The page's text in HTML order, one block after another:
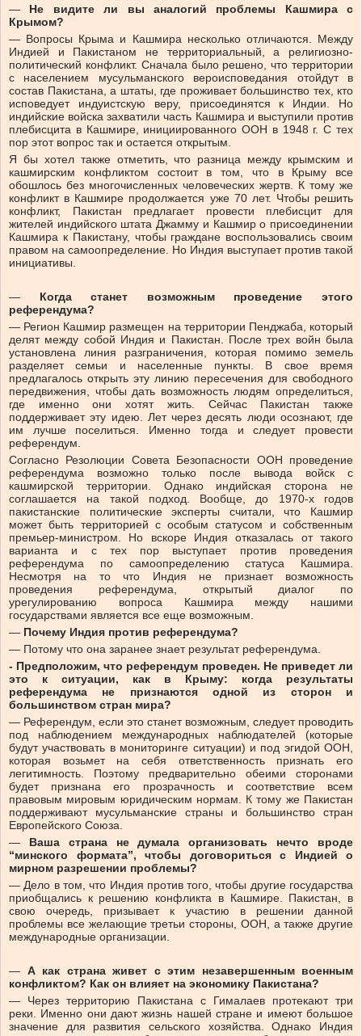
— Не видите ли вы аналогий проблемы Кашмира с
Крымом?
— Вопросы Крыма и Кашмира несколько отличаются. Между
Индией и Пакистаном не территориальный, а религиозно-
политический конфликт. Сначала было решено, что территории
с населением мусульманского вероисповедания отойдут в
состав Пакистана, а штаты, где проживает большинство тех, кто
исповедует индуистскую веру, присоединятся к Индии. Но
индийские войска захватили часть Кашмира и выступили против
плебисцита в Кашмире, инициированного ООН в 1948 г. С тех
пор этот вопрос так и остается открытым.
Я бы хотел также отметить, что разница между крымским и
кашмирским конфликтом состоит в том, что в Крыму все
обошлось без многочисленных человеческих жертв. К тому же
конфликт в Кашмире продолжается уже 70 лет. Чтобы решить
конфликт, Пакистан предлагает провести плебисцит для
жителей индийского штата Джамму и Кашмир о присоединении
Кашмира к Пакистану, чтобы граждане воспользовались своим
правом на самоопределение. Но Индия выступает против такой
инициативы.
— Когда станет возможным проведение этого
референдума?
— Регион Кашмир размещен на территории Пенджаба, который
делят между собой Индия и Пакистан. После трех войн была
установлена линия разграничения, которая помимо земель
разделяет семьи и населенные пункты. В свое время
предлагалось открыть эту линию пересечения для свободного
передвижения, чтобы дать возможность людям определиться,
где именно они хотят жить. Сейчас Пакистан также
поддерживает эту идею. Лет через десять люди осознают, где
им лучше поселиться. Именно тогда и следует провести
референдум.
Согласно Резолюции Совета Безопасности ООН проведение
референдума возможно только после вывода войск с
кашмирской территории. Однако индийская сторона не
соглашается на такой подход. Вообще, до 1970-х годов
пакистанские политические эксперты считали, что Кашмир
может быть территорией с особым статусом и собственным
премьер-министром. Но вскоре Индия отказалась от такого
варианта и с тех пор выступает против проведения
референдума по самоопределению статуса Кашмира.
Несмотря на то что Индия не признает возможность
проведения референдума, открытый диалог по
урегулированию вопроса Кашмира между нашими
государствами является все еще возможным.
— Почему Индия против референдума?
— Потому что она заранее знает результат референдума.
- Предположим, что референдум проведен. Не приведет ли
это к ситуации, как в Крыму: когда результаты
референдума не признаются одной из сторон и
большинством стран мира?
— Референдум, если это станет возможным, следует проводить
под наблюдением международных наблюдателей (которые
будут участвовать в мониторинге ситуации) и под эгидой ООН,
которая возьмет на себя ответственность признать его
легитимность. Поэтому предварительно обеими сторонами
будет признана его прозрачность и соответствие всем
правовым мировым юридическим нормам. К тому же Пакистан
поддерживают мусульманские страны и большинство стран
Европейского Союза.
— Ваша страна не думала организовать нечто вроде
“минского формата”, чтобы договориться с Индией о
мирном разрешении проблемы?
— Дело в том, что Индия против того, чтобы другие государства
приобщались к решению конфликта в Кашмире. Пакистан, в
свою очередь, призывает к участию в решении данной
проблемы все желающие третьи стороны, ООН, а также другие
международные организации.
— А как страна живет с этим незавершенным военным
конфликтом? Как он влияет на экономику Пакистана?
— Через территорию Пакистана с Гималаев протекают три
реки. Именно они дают жизнь нашей стране и имеют большое
значение для развития сельского хозяйства. Однако Индия